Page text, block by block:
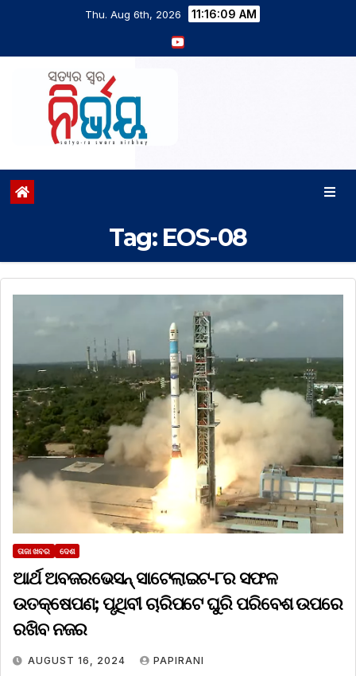
Thu. Aug 6th, 2026 11:16:10 AM
Tag: EOS-08
ତାଜା ଖବର ଦେଶ
ଆର୍ଥ ଅବଜରଭେସନ୍ ସାଟେଲାଇଟ-୮ର ସଫଳ
ଉତକ୍ଷେପଣ; ପୃଥିବୀ ଚାରିପଟେ ଘୁରି ପରିବେଶ ଉପରେ
ରଖିବ ନଜର
AUGUST 16, 2024 PAPIRANI